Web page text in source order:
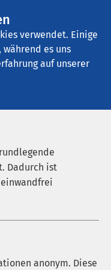
verwendet. Einige
es uns
auf unserer
Dadurch ist
anonym. Diese